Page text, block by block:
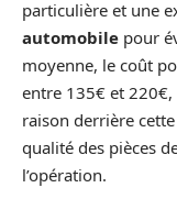
particulière et une
automobile pour
moyenne, le coût
entre 135€ et 220€,
raison derrière
qualité des pièces
l’opération.